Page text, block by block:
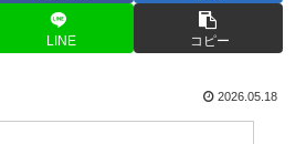
LINE コピー
2026.05.18